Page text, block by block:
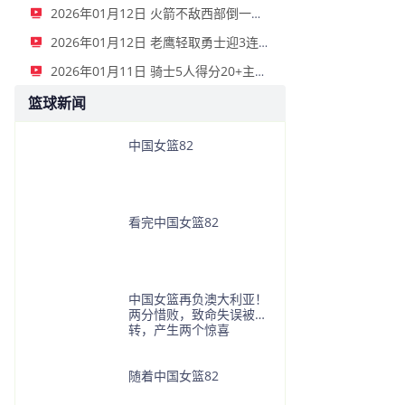
2026年01月12日 火箭不敌西部倒一国王遭遇3连败！申京复出19+9 阿门31+13+6
2026年01月12日 老鹰轻取勇士迎3连胜 约翰逊23+11+6 CJ首秀12分 库里31+5
2026年01月11日 骑士5人得分20+主场复仇森林狼 米切尔28+8 爱德华兹25+5
篮球新闻
中国女篮82
看完中国女篮82
中国女篮再负澳大利亚！
两分惜败，致命失误被逆
转，产生两个惊喜
随着中国女篮82